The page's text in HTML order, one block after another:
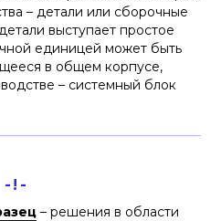
– детали или сборочные
выступает простое
единицей может быть
в общем корпусе,
– системный блок
-!-
– решения в области